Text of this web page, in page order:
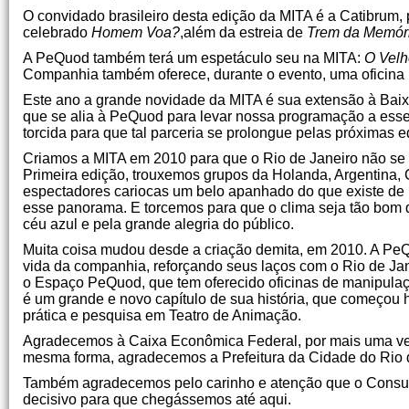
O convidado brasileiro desta edição da MITA é a
celebrado Homem Voa?,além da estreia de Trem da
A PeQuod também terá um espetáculo seu na MITA: O
Companhia também oferece, durante o evento, uma
Este ano a grande novidade da MITA é sua extensão à
que se alia à PeQuod para levar nossa programação a
torcida para que tal parceria se prolongue pelas próximas
Criamos a MITA em 2010 para que o Rio de Janeiro não
Primeira edição, trouxemos grupos da Holanda,
espectadores cariocas um belo apanhado do que existe
esse panorama. E torcemos para que o clima seja tão
céu azul e pela grande alegria do público.
Muita coisa mudou desde a criação demita, em 2010. A
vida da companhia, reforçando seus laços com o Rio de
o Espaço PeQuod, que tem oferecido oficinas de
é um grande e novo capítulo de sua história, que
prática e pesquisa em Teatro de Animação.
Agradecemos à Caixa Econômica Federal, por mais uma
mesma forma, agradecemos a Prefeitura da Cidade do
Também agradecemos pelo carinho e atenção que o
decisivo para que chegássemos até aqui.